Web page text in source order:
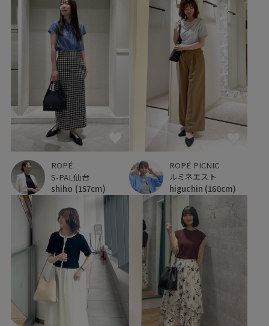
ROPÉ
S-PAL仙台
shiho (157cm)
ROPÉ PICNIC
ルミネエスト
higuchin (160cm)